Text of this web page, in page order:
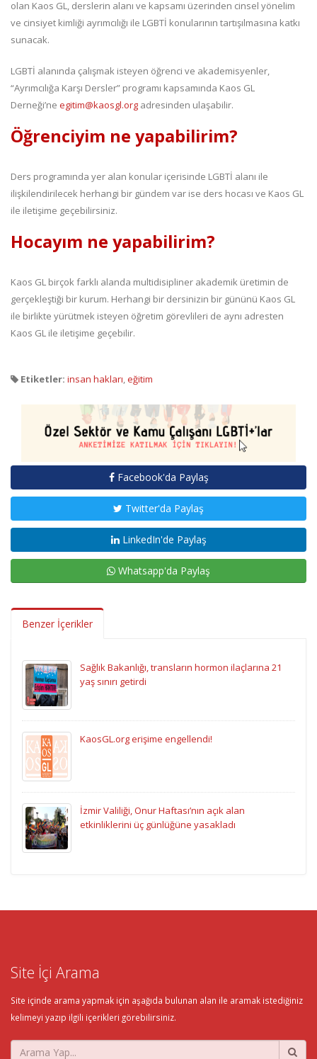
olan Kaos GL, derslerin alanı ve kapsamı üzerinden cinsel yönelim
ve cinsiyet kimliği ayrımcılığı ile LGBTİ konularının tartışılmasına katkı
sunacak.
LGBTİ alanında çalışmak isteyen öğrenci ve akademisyenler,
“Ayrımcılığa Karşı Dersler” programı kapsamında Kaos GL
Derneği’ne egitim@kaosgl.org adresinden ulaşabilir.
Öğrenciyim ne yapabilirim?
Ders programında yer alan konular içerisinde LGBTİ alanı ile
ilişkilendirilecek herhangi bir gündem var ise ders hocası ve Kaos GL
ile iletişime geçebilirsiniz.
Hocayım ne yapabilirim?
Kaos GL birçok farklı alanda multidisipliner akademik üretimin de
gerçekleştiği bir kurum. Herhangi bir dersinizin bir gününü Kaos GL
ile birlikte yürütmek isteyen öğretim görevlileri de aynı adresten
Kaos GL ile iletişime geçebilir.
Etiketler: insan hakları,eğitim
Facebook'da Paylaş
Twitter'da Paylaş
LinkedIn'de Paylaş
Whatsapp'da Paylaş
Benzer İçerikler
Sağlık Bakanlığı, transların hormon ilaçlarına 21
yaş sınırı getirdi
KaosGL.org erişime engellendi!
İzmir Valiliği, Onur Haftası’nın açık alan
etkinliklerini üç günlüğüne yasakladı
Site İçi Arama
Site içinde arama yapmak için aşağıda bulunan alan ile aramak istediğiniz
kelimeyi yazıp ilgili içerikleri görebilirsiniz.